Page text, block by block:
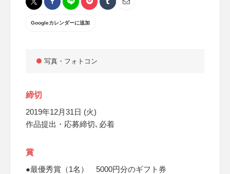
Googleカレンダーに追加
写真・フォトコン
締切
2019年12月31日 (火)
作品提出・応募締切､必着
賞
●最優秀賞（1名） 5000円分のギフト券